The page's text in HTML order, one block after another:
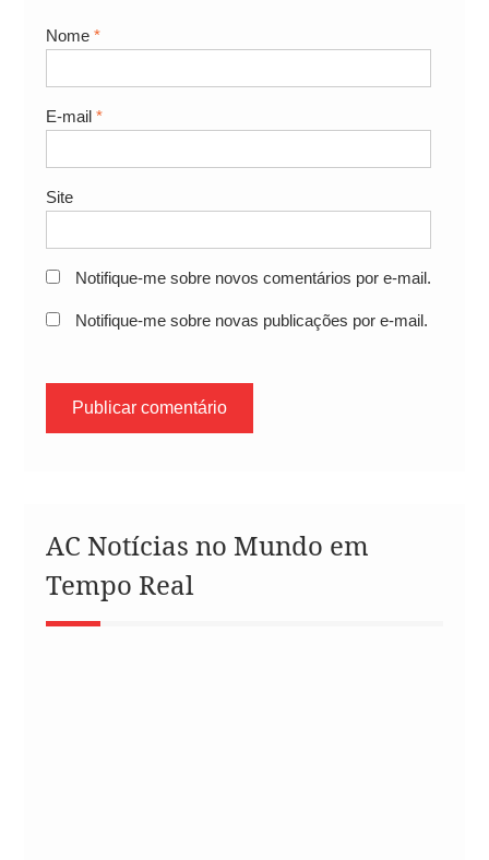
Nome *
E-mail *
Site
Notifique-me sobre novos comentários por e-mail.
Notifique-me sobre novas publicações por e-mail.
AC Notícias no Mundo em
Tempo Real